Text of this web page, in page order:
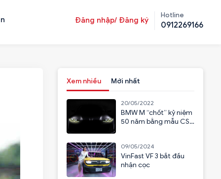
Đăng nhập/ Đăng ký
Hotline
0912269166
Xem nhiều Mới nhất
20/05/2022
BMW M “chốt” kỷ niệm
50 năm bằng mẫu CSL
09/05/2024
VinFast VF 3 bắt đầu
nhận cọc